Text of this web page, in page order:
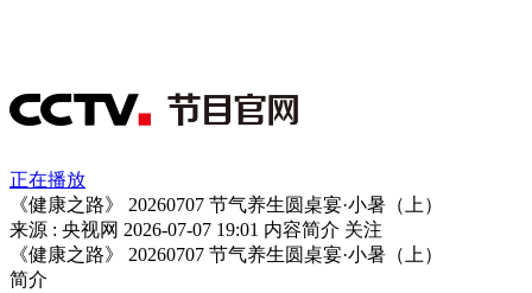
正在播放
《健康之路》 20260707 节气养生圆桌宴·小暑（上）
来源 : 央视网 2026-07-07 19:01 内容简介 关注
《健康之路》 20260707 节气养生圆桌宴·小暑（上）
简介